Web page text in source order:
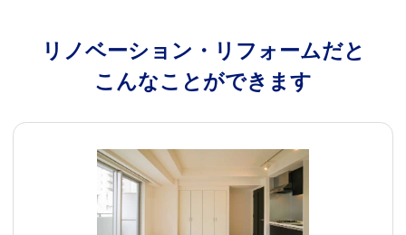
リノベーション・リフォームだと
こんなことができます